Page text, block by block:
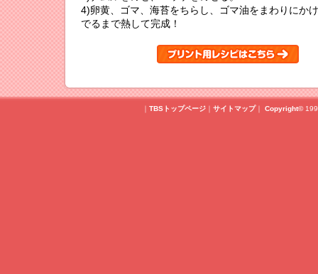
4)卵黄、ゴマ、海苔をちらし、ゴマ油をまわりにか
でるまで熱して完成！
｜ TBSトップページ｜ サイトマップ｜ Copyright©